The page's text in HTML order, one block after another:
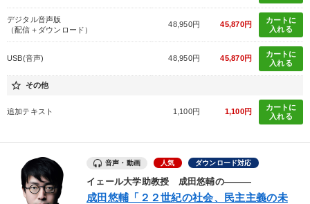
local_offer タグから探す refresh 更新する
すべての音声・動画（全2076タイトル）からお探しいただけます
タグ・キーワード
銀行交渉
テレビ・ネットで話題 経営計画 通信販売 企業再建
未来先見 金利 採用 企業文化 両利きの経営
デジタル音声版
（配信＋ダウンロード）
48,950円 45,870円
カートに
入れる
USB(音声) 48,950円 45,870円
カートに
入れる
star_border その他
追加テキスト 1,100円 1,100円
カートに
入れる
音声・動画 人気 ダウンロード対応
イェール大学助教授 成田悠輔の―――
成田悠輔「２２世紀の社会、民主主義の未